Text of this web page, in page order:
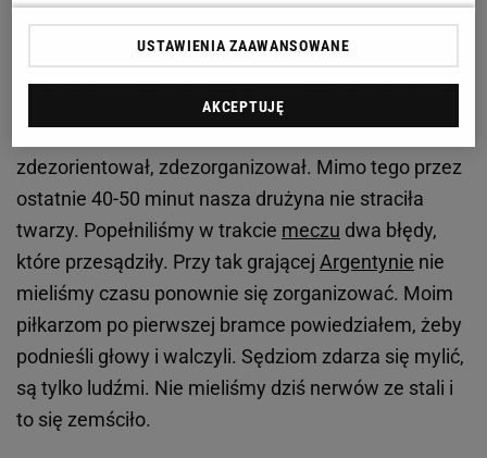
piłkarzy Meksyku.
Javier Aguirre (trener) - 'Pierwszy gol nas rozbił'
zdezorientował, zdezorganizował. Mimo tego przez
ostatnie 40-50 minut nasza drużyna nie straciła
twarzy. Popełniliśmy w trakcie meczu dwa błędy,
które przesądziły. Przy tak grającej Argentynie nie
mieliśmy czasu ponownie się zorganizować. Moim
piłkarzom po pierwszej bramce powiedziałem, żeby
podnieśli głowy i walczyli. Sędziom zdarza się mylić,
są tylko ludźmi. Nie mieliśmy dziś nerwów ze stali i
to się zemściło.
USTAWIENIA ZAAWANSOWANE
AKCEPTUJĘ